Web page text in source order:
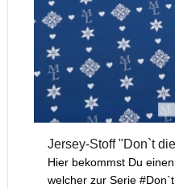
Jersey-Stoff "Don`t
Hier bekommst Du
welcher zur Serie